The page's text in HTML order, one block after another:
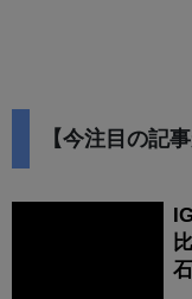
【今注目の記